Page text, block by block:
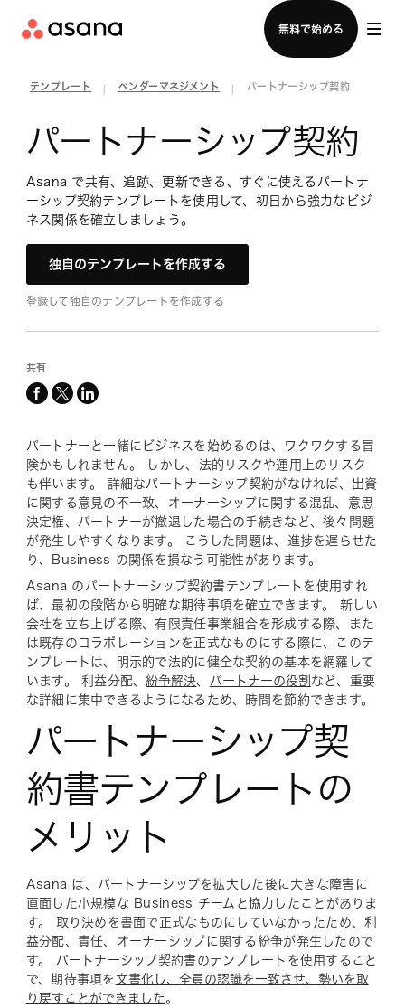
無料で始める
セールスチームに問い合わせる
テンプレート ベンダーマネジメント パートナーシップ契約
パートナーシップ契約
Asana で共有、追跡、更新できる、すぐに使えるパートナ
ーシップ契約テンプレートを使用して、初日から強力なビジ
ネス関係を確立しましょう。
独自のテンプレートを作成する
登録して独自のテンプレートを作成する
共有
facebook
x-
linkedin
パートナーと一緒にビジネスを始めるのは、ワクワクする冒
険かもしれません。 しかし、法的リスクや運用上のリスク
も伴います。 詳細なパートナーシップ契約がなければ、出資
に関する意見の不一致、オーナーシップに関する混乱、意思
決定権、パートナーが撤退した場合の手続きなど、後々問題
が発生しやすくなります。 こうした問題は、進捗を遅らせた
り、Business の関係を損なう可能性があります。
Asana のパートナーシップ契約書テンプレートを使用すれ
ば、最初の段階から明確な期待事項を確立できます。 新しい
会社を立ち上げる際、有限責任事業組合を形成する際、また
は既存のコラボレーションを正式なものにする際に、このテ
ンプレートは、明示的で法的に健全な契約の基本を網羅して
います。 利益分配、 紛争解決、 パートナーの役割 など、重要
な詳細に集中できるようになるため、時間を節約できます。
パートナーシップ契
約書テンプレートの
メリット
Asana は、パートナーシップを拡大した後に大きな障害に
直面した小規模な Business チームと協力したことがありま
す。 取り決めを書面で正式なものにしていなかったため、利
益分配、責任、オーナーシップに関する紛争が発生したので
す。 パートナーシップ契約書のテンプレートを使用すること
で、期待事項を 文書化し、全員の認識を一致させ、勢いを取
り戻すことができました。